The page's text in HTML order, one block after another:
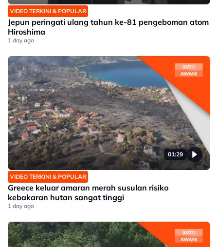
VIDEO TERKINI & POPULAR
Jepun peringati ulang tahun ke-81 pengeboman atom
Hiroshima
1 day ago
01:29
VIDEO TERKINI & POPULAR
Greece keluar amaran merah susulan risiko
kebakaran hutan sangat tinggi
1 day ago